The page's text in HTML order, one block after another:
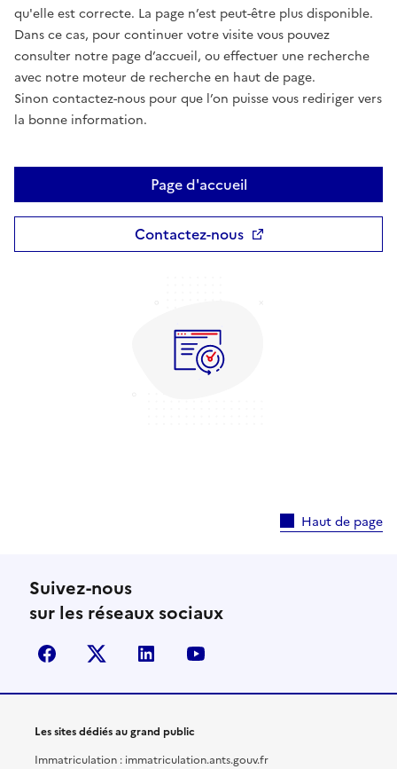
qu'elle est correcte. La page n’est peut-être plus disponible.
Dans ce cas, pour continuer votre visite vous pouvez
consulter notre page d’accueil, ou effectuer une recherche
avec notre moteur de recherche en haut de page.
Sinon contactez-nous pour que l’on puisse vous rediriger vers
la bonne information.
Page d'accueil
Contactez-nous
Haut de page
Suivez-nous
sur les réseaux sociaux
facebook X (anciennement Twitter)
linkedin
Les sites dédiés au grand public
Immatriculation : immatriculation.ants.gouv.fr